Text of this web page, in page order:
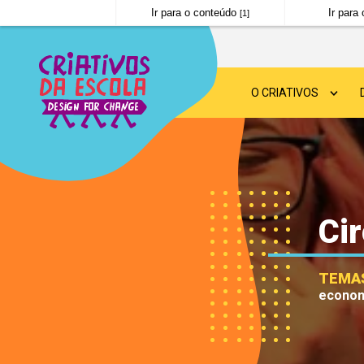
Ir para o conteúdo[1] Ir para
O CRIATIVOS
SOBRE O CRIATIVOS
DESIGN FOR CHANGE
NOTÍCIAS
PERGUNTAS
POLÍTICA DE